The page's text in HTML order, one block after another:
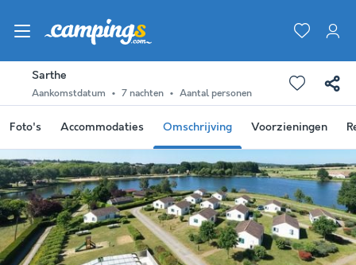
Sarthe
Aankomstdatum 7 nachten Aantal personen
Foto's Accommodaties Omschrijving Voorzieningen